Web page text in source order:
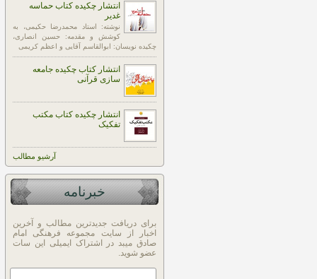
انتشار چکیده کتاب حماسه
غدیر
نوشته: استاد محمدرضا حکیمی، به
کوشش و مقدمه: حسین انصاری،
چکیده نویسان: ابوالقاسم آقایی و اعظم کریمی
انتشار کتاب چکیده جامعه
سازی قرآنی
انتشار چکیده کتاب مکتب
تفکیک
آرشيو مطالب
خبرنامه
برای دریافت جدیدترین مطالب و آخرین
اخبار از سایت مجموعه فرهنگی امام
صادق میبد در اشتراک ایمیلی این سات
عضو شوید.